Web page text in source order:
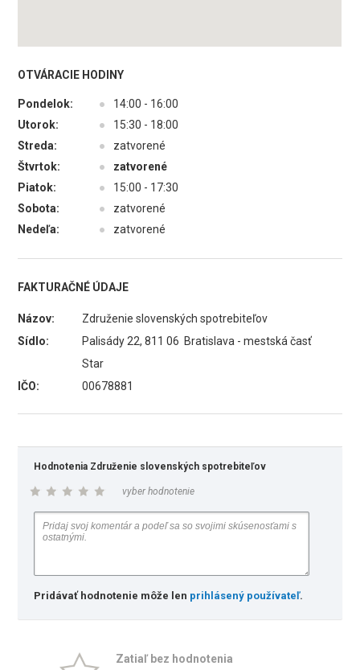
OTVÁRACIE HODINY
Pondelok: ●
14:00 - 16:00
Utorok:
●
15:30 - 18:00
Streda:
●
zatvorené
Štvrtok:
●
zatvorené
Piatok:
●
15:00 - 17:30
Sobota:
●
zatvorené
Nedeľa:
● zatvorené
FAKTURAČNÉ ÚDAJE
Názov:
Združenie slovenských spotrebiteľov
Sídlo:
Palisády 22, 811 06 Bratislava - mestská časť
Star
IČO:
00678881
Hodnotenia Združenie slovenských spotrebiteľov
vyber hodnotenie
Pridávať hodnotenie môže len prihlásený používateľ.
Zatiaľ bez hodnotenia